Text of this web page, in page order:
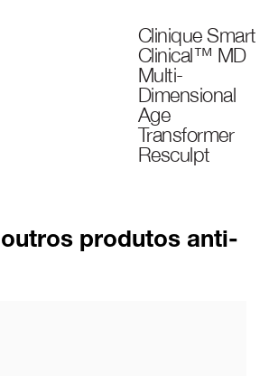
Clinique Smart
Clinical™ MD
Multi-
Dimensional
Age
Transformer
Resculpt
produtos anti-